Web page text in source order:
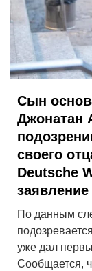
Сын
Джонатан
своего
Deutsche
По данным
уже дал
Сообщается,